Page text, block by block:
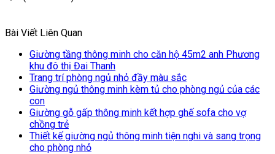
Bài Viết Liên Quan
Giường tầng thông minh cho căn hộ 45m2 anh Phương
khu đô thị Đai Thanh
Trang trí phòng ngủ nhỏ đầy màu sắc
Giường ngủ thông minh kèm tủ cho phòng ngủ của các
con
Giường gỗ gấp thông minh kết hợp ghế sofa cho vợ
chồng trẻ
Thiết kế giường ngủ thông minh tiện nghi và sang trọng
cho phòng nhỏ